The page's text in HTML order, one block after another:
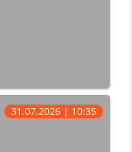
31.07.2026 | 10:35